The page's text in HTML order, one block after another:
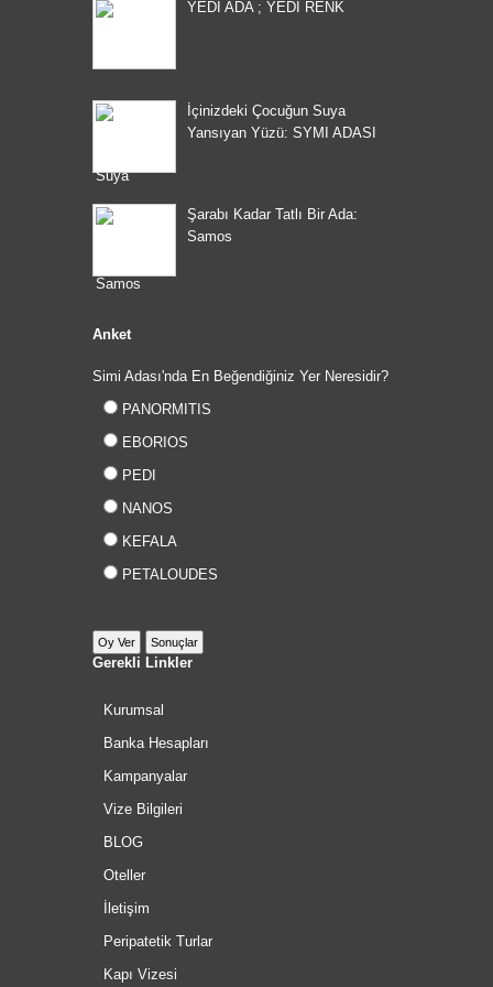
YEDİ ADA ; YEDİ RENK
İçinizdeki Çocuğun Suya
Yansıyan Yüzü: SYMI ADASI
Şarabı Kadar Tatlı Bir Ada:
Samos
Anket
Simi Adası'nda En Beğendiğiniz Yer Neresidir?
PANORMITIS
EBORIOS
PEDI
NANOS
KEFALA
PETALOUDES
Gerekli Linkler
Kurumsal
Banka Hesapları
Kampanyalar
Vize Bilgileri
BLOG
Oteller
İletişim
Peripatetik Turlar
Kapı Vizesi